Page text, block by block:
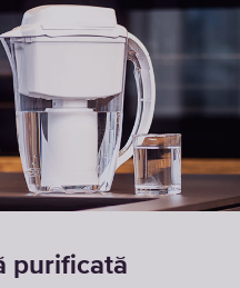
purificată